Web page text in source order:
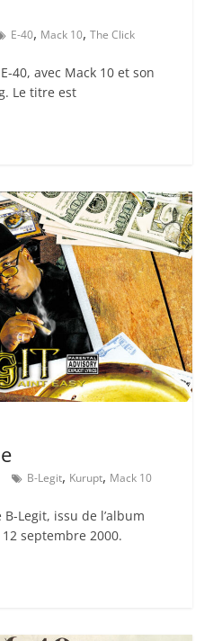
E-40, Mack 10,The Click
40, avec Mack 10 et son
Le titre est
B-Legit, Kurupt, Mack 10
Legit, issu de l’album
septembre 2000.